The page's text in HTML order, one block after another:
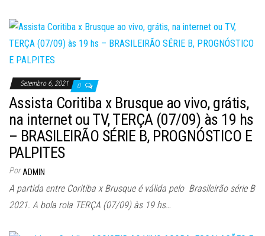
Setembro 6, 2021 0
Assista Coritiba x Brusque ao vivo, grátis,
na internet ou TV, TERÇA (07/09) às 19 hs
– BRASILEIRÃO SÉRIE B, PROGNÓSTICO E
PALPITES
Por ADMIN
A partida entre Coritiba x Brusque é válida pelo Brasileirão série B
2021. A bola rola TERÇA (07/09) às 19 hs…